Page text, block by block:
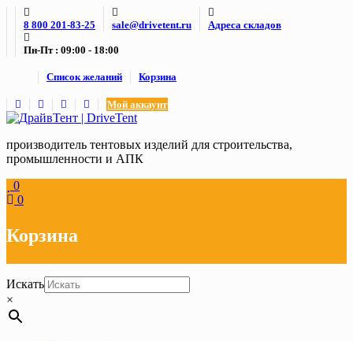
Skip
content
8 800 201-83-25 sale@drivetent.ru Адреса складов
Пн-Пт : 09:00 - 18:00
Список желаний Корзина
Мой аккаунт
производитель тентовых изделий для строительства,
промышленности и АПК
0
0
Корзина
Искать
×